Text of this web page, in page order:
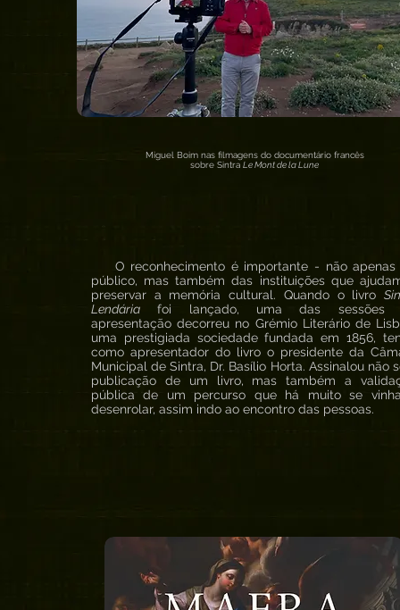
Miguel Boim nas filmagens do documentário francês
sobre Sintra Le Mont de la Lune
O reconhecimento é importante - não apenas
público, mas também das instituições que
preservar a memória cultural. Quando o livro
Lendária foi lançado, uma das sessões
apresentação decorreu no Grémio Literário de
uma prestigiada sociedade fundada em 1856,
como apresentador do livro o presidente da
Municipal de Sintra, Dr. Basílio Horta. Assinalou não
publicação de um livro, mas também a
pública de um percurso que há muito se
desenrolar, assim indo ao encontro das pessoas.